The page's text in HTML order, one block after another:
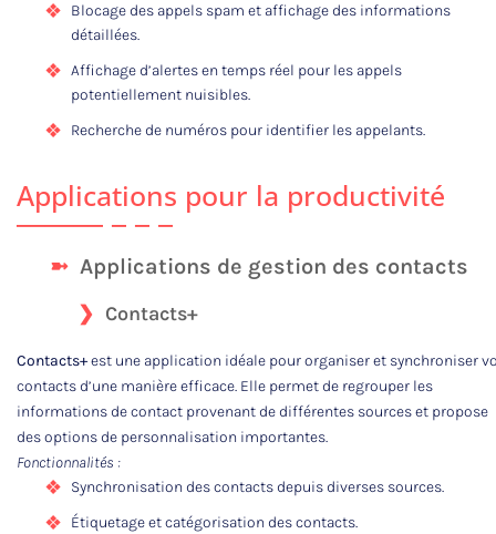
Blocage des appels spam et affichage des informations
détaillées.
Affichage d’alertes en temps réel pour les appels
potentiellement nuisibles.
Recherche de numéros pour identifier les appelants.
Applications pour la productivité
Applications de gestion des contacts
Contacts+
Contacts+est une application idéale pour organiser et synchroniser
contacts d’une manière efficace. Elle permet de regrouper les
informations de contact provenant de différentes sources et propose
des options de personnalisation importantes.
Fonctionnalités :
Synchronisation des contacts depuis diverses sources.
Étiquetage et catégorisation des contacts.